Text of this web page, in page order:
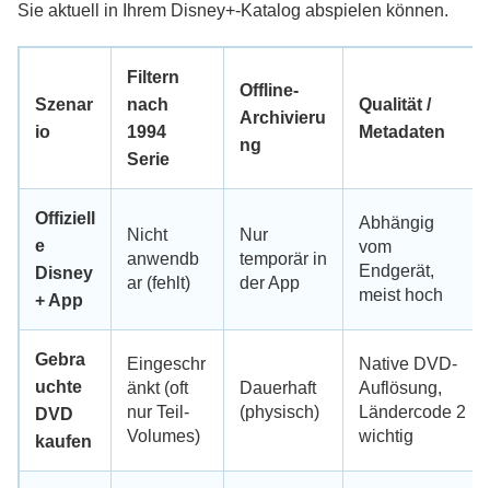
Sie aktuell in Ihrem Disney+-Katalog abspielen können.
Szenar
io
Filtern
nach
1994
Serie
Offline-
Archivieru
ng
Qualität /
Metadaten
Offiziell
e
Disney
+ App
Nicht
anwendb
ar (fehlt)
Nur
temporär in
der App
Abhängig
vom
Endgerät,
meist hoch
Gebra
uchte
DVD
kaufen
Eingeschr
änkt (oft
nur Teil-
Volumes)
Dauerhaft
(physisch)
Native DVD-
Auflösung,
Ländercode 2
wichtig